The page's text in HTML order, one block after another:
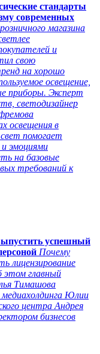
стандарты
современных
магазина
и
свою
на хорошо
освещение,
приборы. Эксперт
светодизайнер
освещения в
помогает
эмоциями
на базовые
требований к
успешный
Почему
лицензирование
этом главный
Тимашова
Юлии
центра Андрея
бизнесов